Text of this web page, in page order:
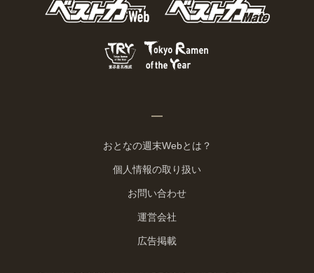
おとなの週末Webとは？
個人情報の取り扱い
お問い合わせ
運営会社
広告掲載